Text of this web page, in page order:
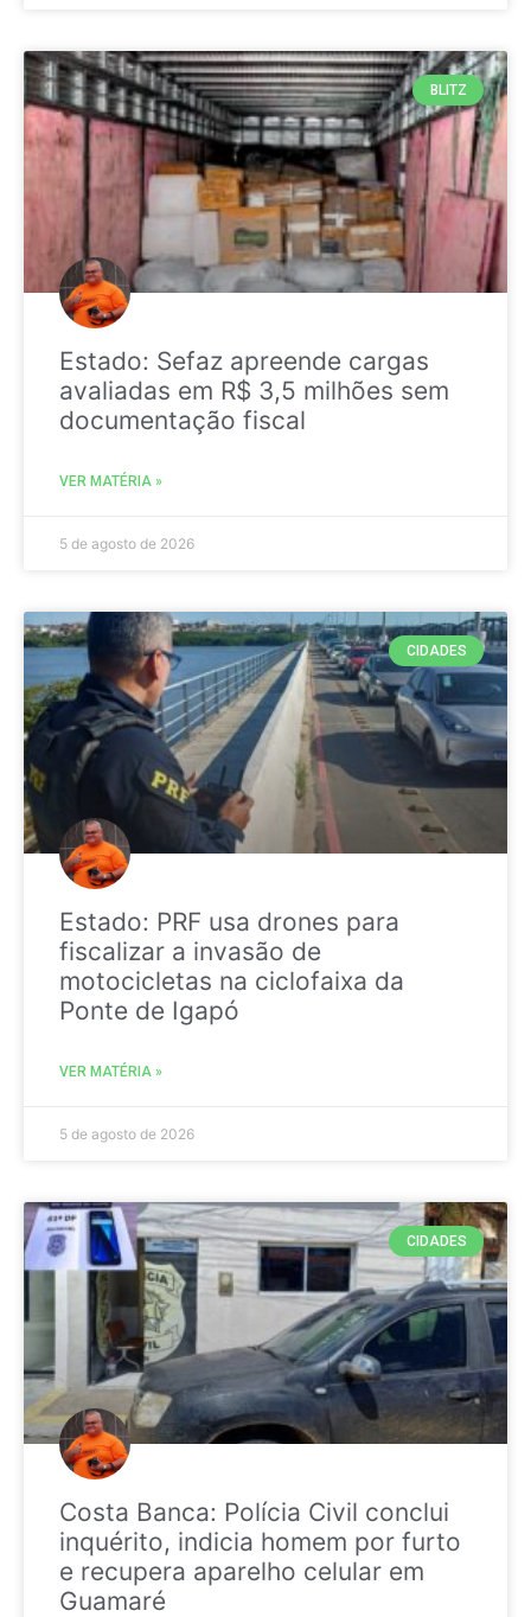
BLITZ
Estado: Sefaz apreende cargas
avaliadas em R$ 3,5 milhões sem
documentação fiscal
VER MATÉRIA »
5 de agosto de 2026
CIDADES
Estado: PRF usa drones para
fiscalizar a invasão de
motocicletas na ciclofaixa da
Ponte de Igapó
VER MATÉRIA »
5 de agosto de 2026
CIDADES
Costa Banca: Polícia Civil conclui
inquérito, indicia homem por furto
e recupera aparelho celular em
Guamaré